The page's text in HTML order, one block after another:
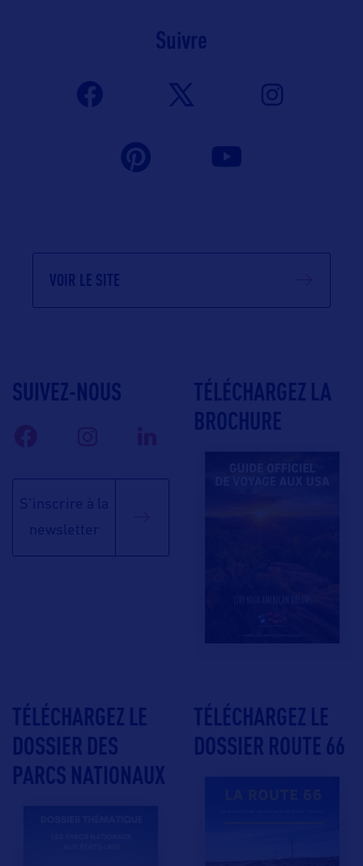
Suivre
VOIR LE SITE
SUIVEZ-NOUS
S'inscrire à la
newsletter
TÉLÉCHARGEZ LA
BROCHURE
TÉLÉCHARGEZ LE
DOSSIER DES
PARCS NATIONAUX
TÉLÉCHARGEZ LE
DOSSIER ROUTE 66